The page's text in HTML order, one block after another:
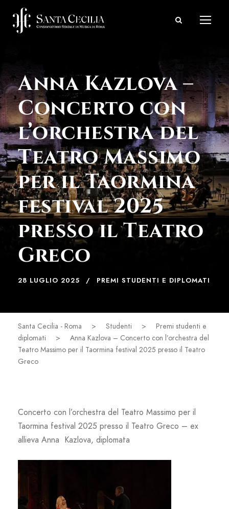
Anna Kazlova –
Concerto con
l’orchestra del
Teatro Massimo
per il Taormina
festival 2025
presso il Teatro
Greco
28 LUGLIO 2025 PREMI STUDENTI E DIPLOMATI
Santa Cecilia - Roma > Studenti >
Premi studenti e
diplomati
>
Anna Kazlova – Concerto con l’orchestra del
Teatro Massimo per il Taormina festival 2025 presso il Teatro
Greco
Concerto con l’orchestra del Teatro Massimo per il
Taormina festival 2025 presso il Teatro Greco – ex
allieva Anna Kazlova, diplomata